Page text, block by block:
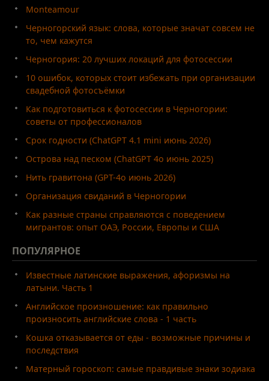
Monteamour
Черногорский язык: слова, которые значат совсем не
то, чем кажутся
Черногория: 20 лучших локаций для фотосессии
10 ошибок, которых стоит избежать при организации
свадебной фотосъёмки
Как подготовиться к фотосессии в Черногории:
советы от профессионалов
Срок годности (ChatGPT 4.1 mini июнь 2026)
Острова над песком (ChatGPT 4o июнь 2025)
Нить гравитона (GPT-4o июнь 2026)
Организация свиданий в Черногории
Как разные страны справляются с поведением
мигрантов: опыт ОАЭ, России, Европы и США
ПОПУЛЯРНОЕ
Известные латинские выражения, афоризмы на
латыни. Часть 1
Английское произношение: как правильно
произносить английские слова - 1 часть
Кошка отказывается от еды - возможные причины и
последствия
Матерный гороскоп: самые правдивые знаки зодиака